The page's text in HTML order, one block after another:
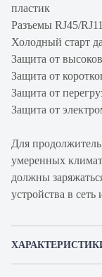
пластик
Разъемы RJ45/
Холодный старт да
Защита от
Защита от
Защита от
Защита от
Для
умеренных
должны
устройства в